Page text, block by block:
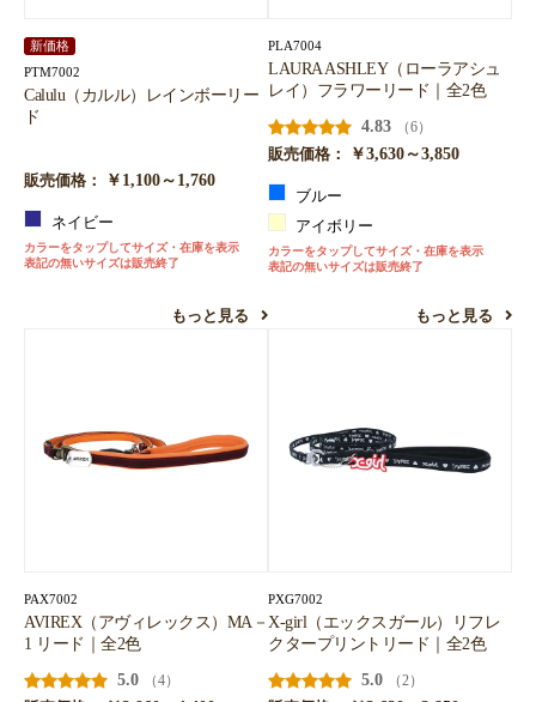
新価格
PTM7002
Calulu（カルル）レインボーリー
ド
販売価格： ￥1,100～1,760
ネイビー
カラーをタップしてサイズ・在庫を表示
表記の無いサイズは販売終了
もっと見る
PLA7004
LAURA ASHLEY（ローラアシュ
レイ）フラワーリード｜全2色
4.83
（6）
販売価格：
￥3,630～3,850
ブルー
アイボリー
カラーをタップしてサイズ・在庫を表示
表記の無いサイズは販売終了
もっと見る
PAX7002
AVIREX（アヴィレックス）MA－
1 リード｜全2色
5.0
（4）
PXG7002
X-girl（エックスガール）リフレ
クタープリントリード｜全2色
5.0
（2）